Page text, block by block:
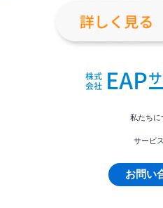
私たちに
サービ
お問い